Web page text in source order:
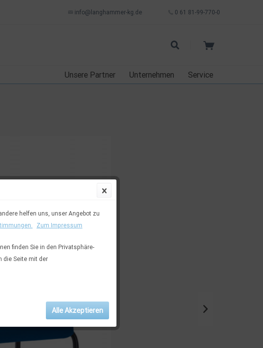
info@langhammer-kg.de 0 61 81-99-770-0
Service
Unternehmen
Unsere Partner
helfen uns, unser Angebot zu
Zum Impressum
finden Sie in den Privatsphäre-
die Seite mit der
Alle Akzeptieren